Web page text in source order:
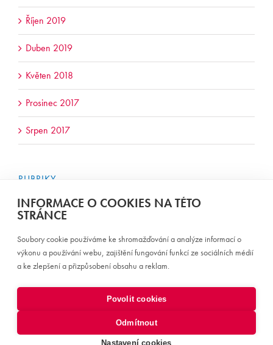
Říjen 2019
Duben 2019
Květen 2018
Prosinec 2017
Srpen 2017
RUBRIKY
Úvodní stránka/Kontakt/
© Všechna práva vyhrazena / RPM Facility s.r.o. / 2026
INFORMACE O COOKIES NA TÉTO
STRÁNCE
Soubory cookie používáme ke shromažďování a analýze informací o
výkonu a používání webu, zajištění fungování funkcí ze sociálních médií
a ke zlepšení a přizpůsobení obsahu a reklam.
Povolit cookies
Odmítnout
Nastavení cookies